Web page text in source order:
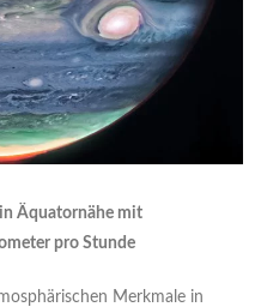
in Äquatornähe mit
pro Stunde
Merkmale in